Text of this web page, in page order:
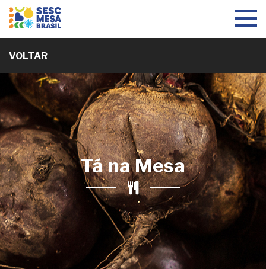
Toggle
VOLTAR
Tá na Mesa